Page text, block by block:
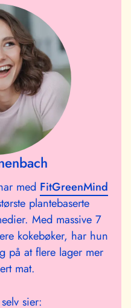
med FitGreenMind
plantebaserte
Med massive 7
kokebøker, har hun
på at flere lager mer
mat.
sier: